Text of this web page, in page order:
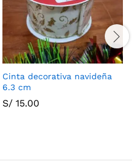
Cinta decorativa navideña
6.3 cm
S/ 15.00